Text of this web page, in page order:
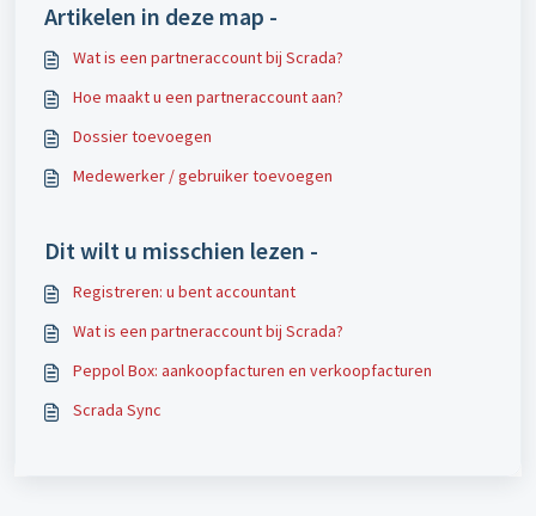
Artikelen in deze map -
Wat is een partneraccount bij Scrada?
Hoe maakt u een partneraccount aan?
Dossier toevoegen
Medewerker / gebruiker toevoegen
Dit wilt u misschien lezen -
Registreren: u bent accountant
Wat is een partneraccount bij Scrada?
Peppol Box: aankoopfacturen en verkoopfacturen
Scrada Sync